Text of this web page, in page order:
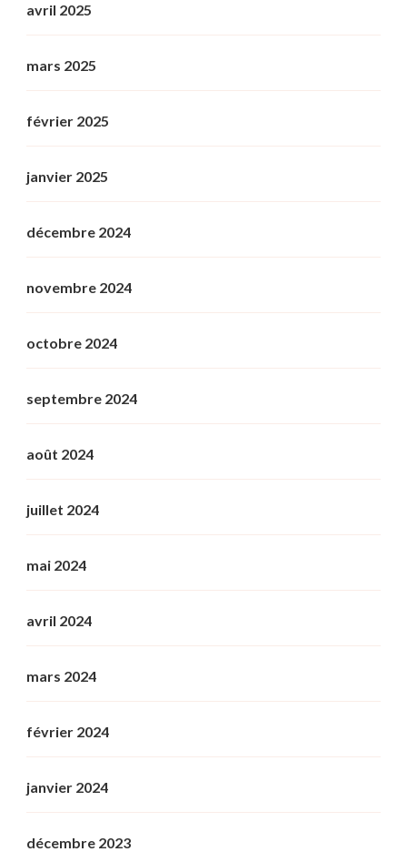
avril 2025
mars 2025
février 2025
janvier 2025
décembre 2024
novembre 2024
octobre 2024
septembre 2024
août 2024
juillet 2024
mai 2024
avril 2024
mars 2024
février 2024
janvier 2024
décembre 2023